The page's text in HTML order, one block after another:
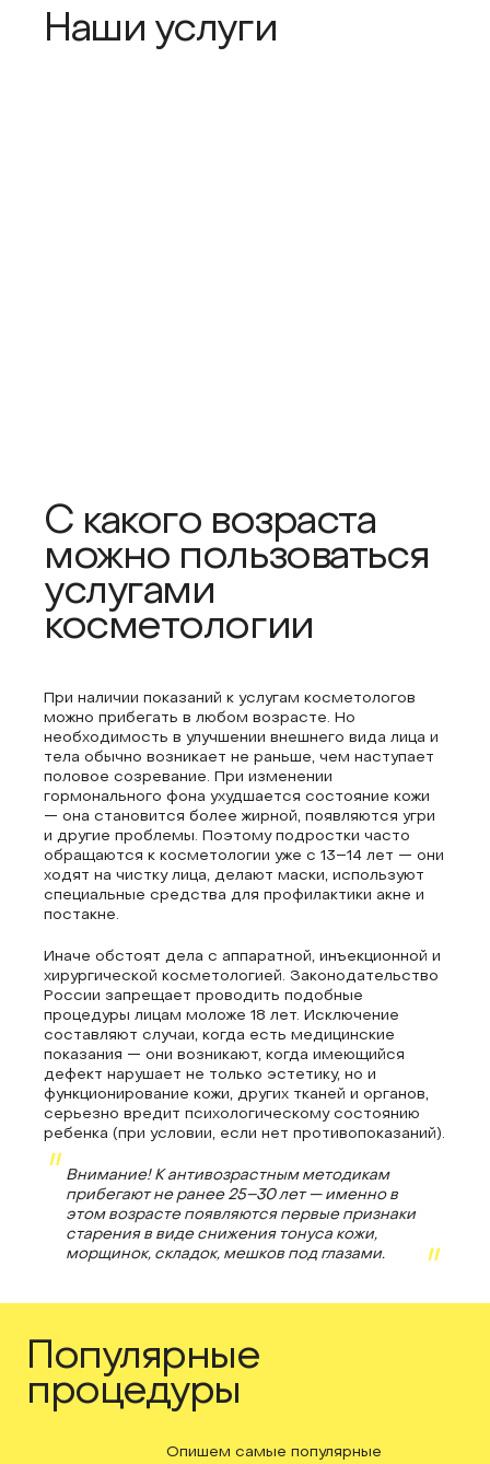
Наши услуги
С какого возраста
можно пользоваться
услугами
косметологии
При наличии показаний к услугам косметологов
можно прибегать в любом возрасте. Но
необходимость в улучшении внешнего вида лица и
тела обычно возникает не раньше, чем наступает
половое созревание. При изменении
гормонального фона ухудшается состояние кожи
— она становится более жирной, появляются угри
и другие проблемы. Поэтому подростки часто
обращаются к косметологии уже с 13–14 лет — они
ходят на чистку лица, делают маски, используют
специальные средства для профилактики акне и
постакне.
Иначе обстоят дела с аппаратной, инъекционной и
хирургической косметологией. Законодательство
России запрещает проводить подобные
процедуры лицам моложе 18 лет. Исключение
составляют случаи, когда есть медицинские
показания — они возникают, когда имеющийся
дефект нарушает не только эстетику, но и
функционирование кожи, других тканей и органов,
серьезно вредит психологическому состоянию
ребенка (при условии, если нет противопоказаний).
Внимание! К антивозрастным методикам
прибегают не ранее 25–30 лет — именно в
этом возрасте появляются первые признаки
старения в виде снижения тонуса кожи,
морщинок, складок, мешков под глазами.
Популярные
процедуры
Опишем самые популярные